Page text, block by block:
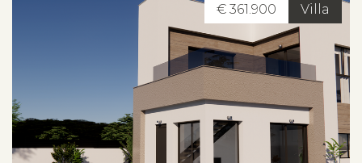
Villa
€ 361.900